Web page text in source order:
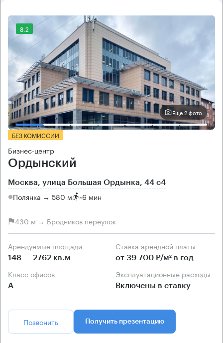
8.2
Еще 2 фото
БЕЗ КОМИССИИ
Бизнес-центр
Ордынский
Москва, улица Большая Ордынка, 44 с4
Полянка → 580 м ~6 мин
430 м → Бродников переулок
Арендуемые площади
148 — 2762 кв.м
Ставка арендной платы
от 39 700 Р/м² в год
Класс офисов
А
Эксплуатационные расходы
Включены в ставку
Позвонить Получить презентацию